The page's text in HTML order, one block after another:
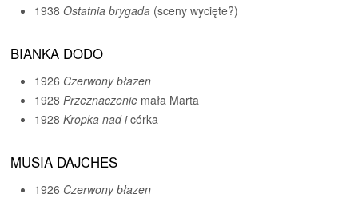
1938Ostatnia brygada (sceny wycięte?)
BIANKA DODO
1926 Czerwony błazen
1928Przeznaczenie mała Marta
1928Kropka nad icórka
MUSIA DAJCHES
1926 Czerwony błazen